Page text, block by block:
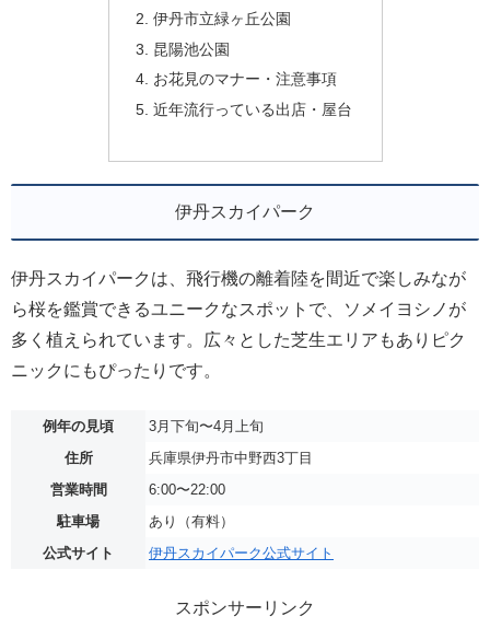
伊丹市立緑ヶ丘公園
昆陽池公園
お花見のマナー・注意事項
近年流行っている出店・屋台
伊丹スカイパーク
伊丹スカイパークは、飛行機の離着陸を間近で楽しみなが
ら桜を鑑賞できるユニークなスポットで、ソメイヨシノが
多く植えられています。広々とした芝生エリアもありピク
ニックにもぴったりです。
例年の見頃
3月下旬〜4月上旬
住所
兵庫県伊丹市中野西3丁目
営業時間
6:00〜22:00
駐車場
あり（有料）
公式サイト
伊丹スカイパーク公式サイト
スポンサーリンク